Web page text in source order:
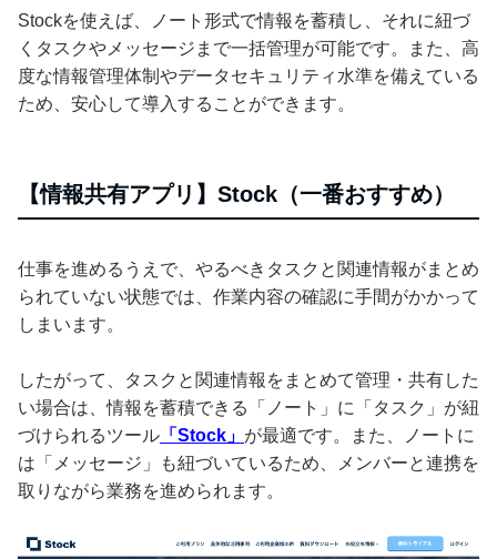
Stockを使えば、ノート形式で情報を蓄積し、それに紐づ
くタスクやメッセージまで一括管理が可能です。また、高
度な情報管理体制やデータセキュリティ水準を備えている
ため、安心して導入することができます。
【情報共有アプリ】Stock（一番おすすめ）
仕事を進めるうえで、やるべきタスクと関連情報がまとめ
られていない状態では、作業内容の確認に手間がかかって
しまいます。
したがって、タスクと関連情報をまとめて管理・共有した
い場合は、情報を蓄積できる「ノート」に「タスク」が紐
づけられるツール 「Stock」 が最適です。また、ノートに
は「メッセージ」も紐づいているため、メンバーと連携を
取りながら業務を進められます。